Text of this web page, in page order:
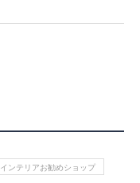
インテリアお勧めショップ